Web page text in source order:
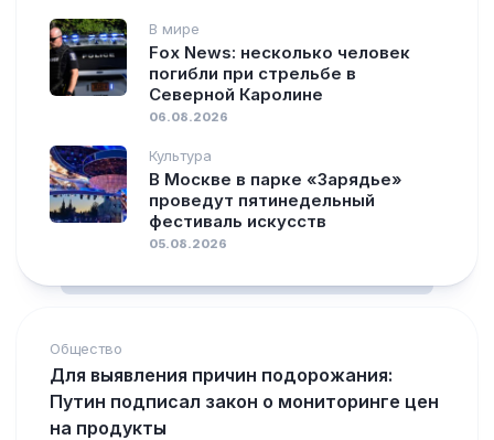
В мире
Fox News: несколько человек
погибли при стрельбе в
Северной Каролине
06.08.2026
Культура
В Москве в парке «Зарядье»
проведут пяти­недельный
фестиваль искусств
05.08.2026
Общество
Для выявления причин подорожания:
Путин подписал закон о мониторинге цен
на продукты